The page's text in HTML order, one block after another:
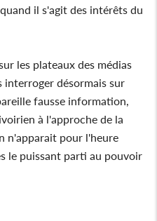
il s'agit des intérêts du
les plateaux des médias
interroger désormais sur
fausse information,
à l'approche de la
n'apparait pour l'heure
le puissant parti au pouvoir